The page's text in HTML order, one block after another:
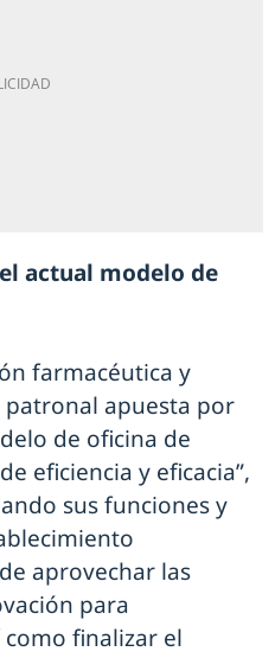
actual modelo de
farmacéutica y
apuesta por
de oficina de
eficiencia y eficacia”,
sus funciones y
aprovechar las
para
finalizar el